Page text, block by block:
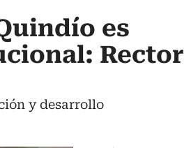
es
Rector
y desarrollo